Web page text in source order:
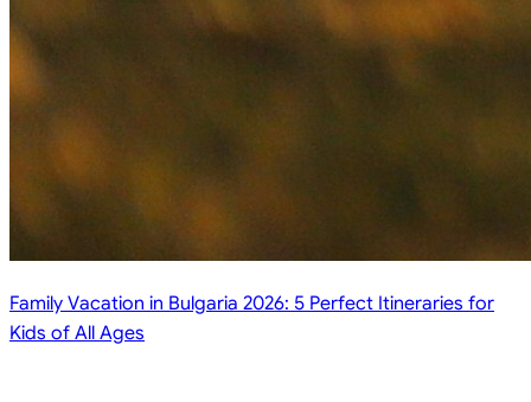
Family Vacation in Bulgaria 2026: 5 Perfect Itineraries for
Kids of All Ages